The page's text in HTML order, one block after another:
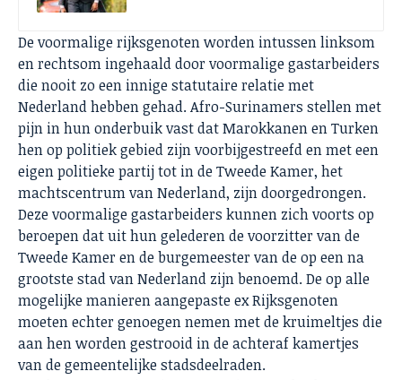
De voormalige rijksgenoten worden intussen linksom
en rechtsom ingehaald door voormalige gastarbeiders
die nooit zo een innige statutaire relatie met
Nederland hebben gehad. Afro-Surinamers stellen met
pijn in hun onderbuik vast dat Marokkanen en Turken
hen op politiek gebied zijn voorbijgestreefd en met een
eigen politieke partij tot in de Tweede Kamer, het
machtscentrum van Nederland, zijn doorgedrongen.
Deze voormalige gastarbeiders kunnen zich voorts op
beroepen dat uit hun gelederen de voorzitter van de
Tweede Kamer en de burgemeester van de op een na
grootste stad van Nederland zijn benoemd. De op alle
mogelijke manieren aangepaste ex Rijksgenoten
moeten echter genoegen nemen met de kruimeltjes die
aan hen worden gestrooid in de achteraf kamertjes
van de gemeentelijke stadsdeelraden.